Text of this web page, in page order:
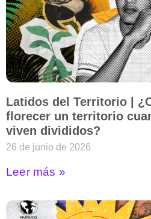
Latidos del Territorio |
florecer un territorio
viven divididos?
26 de junio de 2026
Leer más »